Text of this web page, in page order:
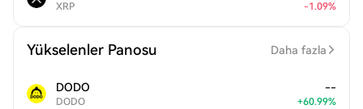
XRP -1.09%
Yükselenler Panosu Daha fazla
DODO
DODO
--
+60.99%